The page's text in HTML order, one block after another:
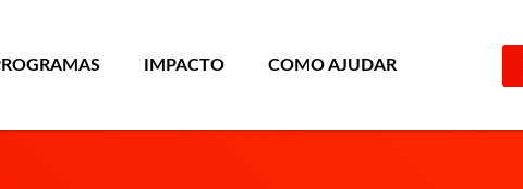
IMPACTO COMO AJUDAR